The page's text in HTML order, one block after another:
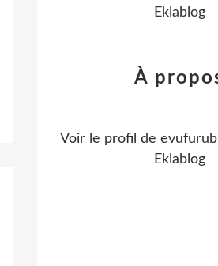
Eklablog
À
Voir le profil de evufurub
Eklablog